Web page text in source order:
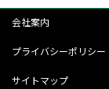
会社案内
プライバシーポリシー
サイトマップ